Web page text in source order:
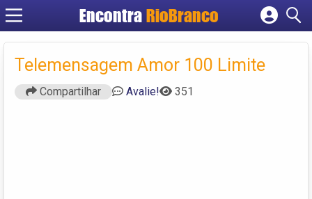
Encontra RioBranco
Cadastrar empresa
Criar conta
Telemensagem Amor 100 Limite
Compartilhar Avalie! 351